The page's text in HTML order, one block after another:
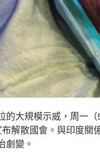
的大規模示威，周一
解散國會。與印度關
劇變。